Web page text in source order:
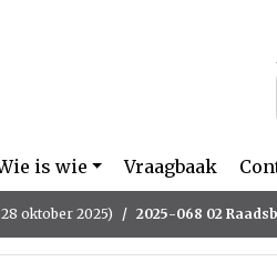
is wie Vraagbaak
oktober 2025) 2025-068 02 Raadsbesluit -